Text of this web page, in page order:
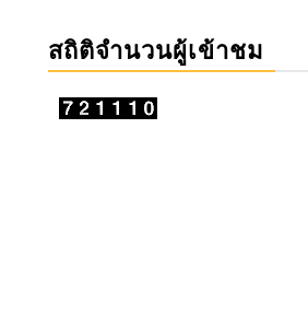
สถิติจำนวนผู้เข้าชม